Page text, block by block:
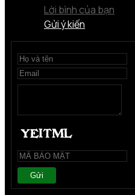
Lời bình của bạn
Gửi ý kiến
Gửi